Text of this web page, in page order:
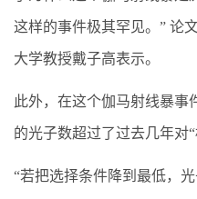
这样的事件极其罕见。” 论
大学教授戴子高表示。
此外，在这个伽马射线暴事
的光子数超过了过去几年对
“若把选择条件降到最低，